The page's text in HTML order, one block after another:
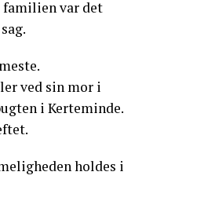
familien var det
ved sin mor i
i Kerteminde.
holdes i